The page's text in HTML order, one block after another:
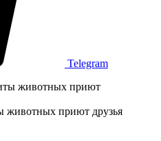
Telegram
животных приют друзья